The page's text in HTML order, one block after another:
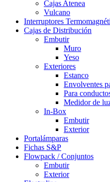
Cajas Atenea
Vulcano
Interruptores
Cajas de Distribución
Embutir
Muro
Yeso
Exteriores
Estanco
Envolventes
Para
Medidor de
In-Box
Embutir
Exterior
Portalámparas
Fichas S&P
Flowpack / Conjuntos
Embutir
Exterior